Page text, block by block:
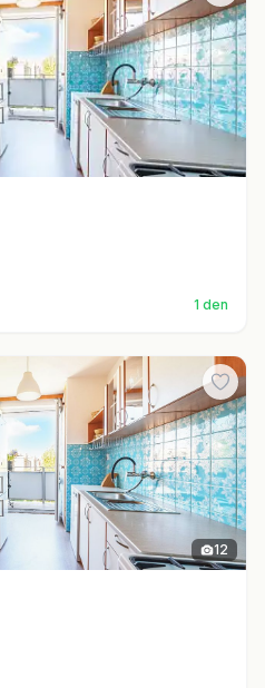
1 den
12